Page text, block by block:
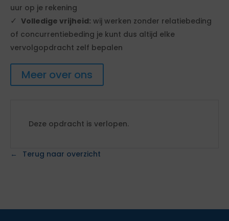
uur op je rekening
Volledige vrijheid: wij werken zonder relatiebeding
of concurrentiebeding je kunt dus altijd elke
vervolgopdracht zelf bepalen
Meer over ons
Deze opdracht is verlopen.
Terug naar overzicht